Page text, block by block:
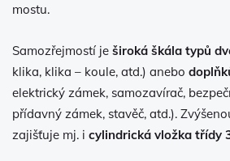
mostu.
Samozřejmostí je široká škála typů
klika, klika – koule, atd.) anebo
elektrický zámek, samozavírač,
přídavný zámek, stavěč, atd.).
zajišťuje mj. i cylindrická vložka třídy